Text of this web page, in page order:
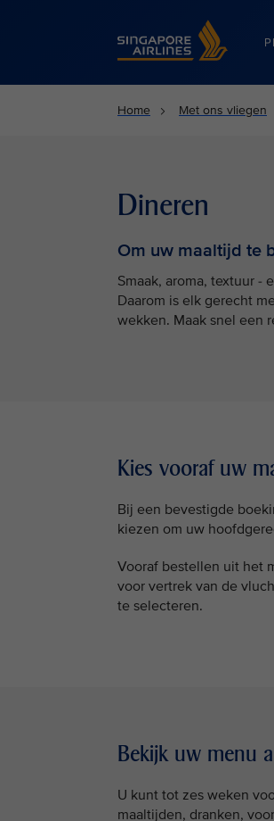
Singapore Airlines Home
Home Met ons vliegen
Dineren
Om uw maaltijd te
Smaak, aroma, textuur
Daarom is elk gerecht
wekken. Maak snel een
Kies vooraf uw
Bij een bevestigde
kiezen om uw
Vooraf bestellen uit het
voor vertrek van de
te selecteren.
Bekijk uw menu
U kunt tot zes weken
maaltijden, dranken,